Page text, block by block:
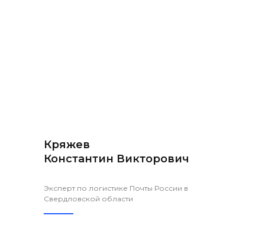
Кряжев
Константин Викторович
Эксперт по логистике Почты России в
Свердловской области